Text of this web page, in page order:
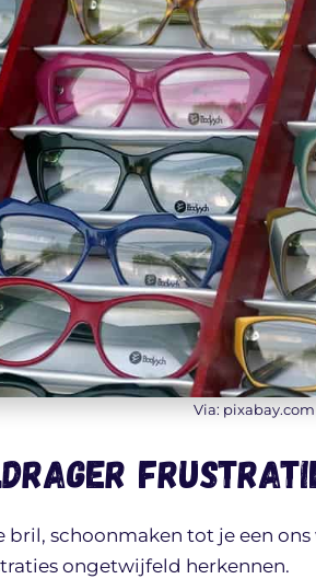
Via:
bril, schoonmaken tot je een
ongetwijfeld herkennen.